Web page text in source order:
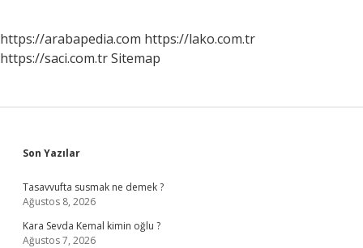
https://arabapedia.com https://lako.com.tr
https://saci.com.trSitemap
Sidebar
Son Yazılar
Tasavvufta susmak ne demek ?
Ağustos 8, 2026
Kara Sevda Kemal kimin oğlu ?
Ağustos 7, 2026